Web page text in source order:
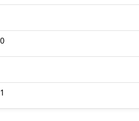
0
1